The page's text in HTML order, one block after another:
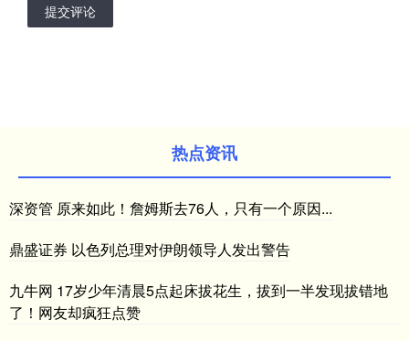
提交评论
热点资讯
深资管 原来如此！詹姆斯去76人，只有一个原因...
鼎盛证券 以色列总理对伊朗领导人发出警告
九牛网 17岁少年清晨5点起床拔花生，拔到一半发现拔错地
了！网友却疯狂点赞